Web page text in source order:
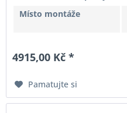
Místo montáže
4915,00 Kč *
Pamatujte si